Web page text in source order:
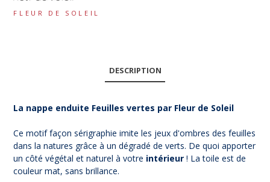
FLEUR DE SOLEIL
DESCRIPTION
La nappe enduite Feuilles vertes par Fleur de Soleil
Ce motif façon sérigraphie imite les jeux d'ombres des feuilles
dans la natures grâce à un dégradé de verts. De quoi apporter
un côté végétal et naturel à votre intérieur ! La toile est de
couleur mat, sans brillance.